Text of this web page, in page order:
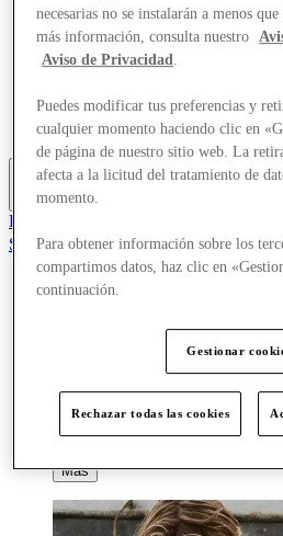
Tiendas
Ofertas
Planifica tu visita
¿Qué pasa?
Tarjetas regalo
Servicios
Más
El Club
Salvado
es
Tiendas
Tarjetas regalo
Servicios
Más
necesarias no se instalarán a menos
más información, consulta nuestro
Aviso de Privacidad
Puedes modificar tus preferencias y
cualquier momento haciendo clic en
de página de nuestro sitio web. La
afecta a la licitud del tratamiento de
momento.
Para obtener información sobre los
compartimos datos, haz clic en
continuación.
Gestionar
Rechazar todas las cookies